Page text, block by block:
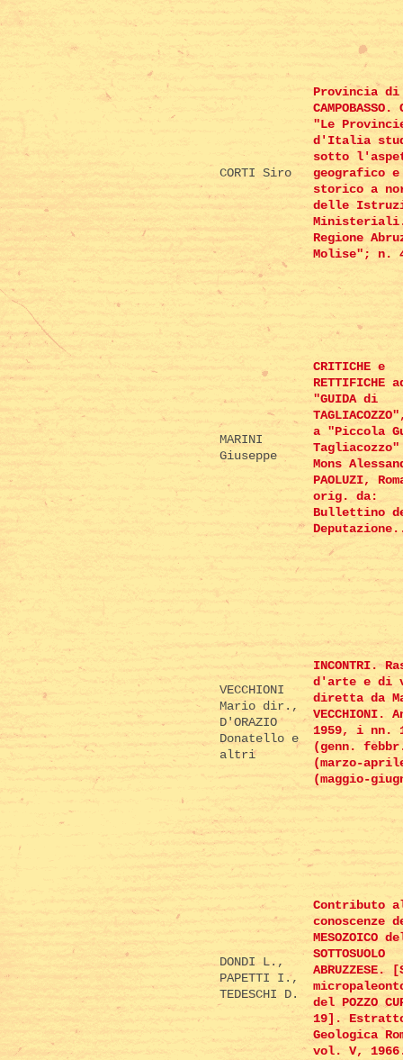
CORTI Siro
Provincia di
"Le
d'Italia
sotto
geografico e
storico a
delle
Regione
Molise"; n.
MARINI
Giuseppe
CRITICHE e
RETTIFICHE
"GUIDA di
a "Piccola
Mons
PAOLUZI,
orig. da:
Bullettino
VECCHIONI
Mario dir.,
D'ORAZIO
Donatello e
altri
INCONTRI.
d'arte e di
diretta da
VECCHIONI.
1959, i nn.
(genn.
(marzo-
(maggio-
DONDI L.,
PAPETTI I.,
TEDESCHI D.
Contributo
conoscenze
MESOZOICO
SOTTOSUOLO
ABRUZZESE.
del POZZO
19].
Geologica
vol. V,